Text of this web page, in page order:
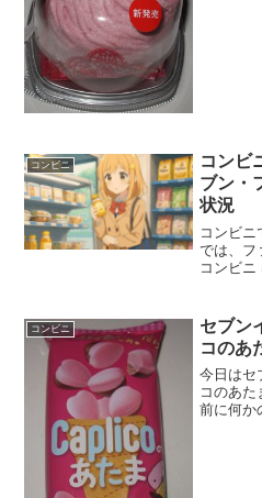
コンビニ
コンビ
ブン・
状況
コンビニ
では、フ
コンビニ
飴）、
時に便
方とスー
説します
コンビニ
セブン
コのあ
今日はセ
コのあた
前に何か